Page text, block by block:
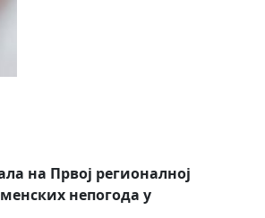
на Првој регионалној
непогода у